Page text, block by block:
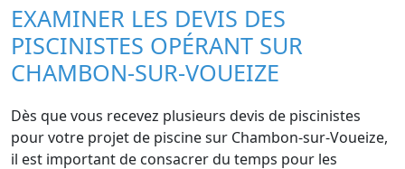
EXAMINER LES DEVIS DES
PISCINISTES OPÉRANT SUR
CHAMBON-SUR-VOUEIZE
Dès que vous recevez plusieurs devis de piscinistes
pour votre projet de piscine sur Chambon-sur-Voueize,
il est important de consacrer du temps pour les